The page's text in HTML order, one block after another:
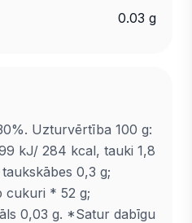
0.03 g
Uzturvērtība 100 g:
kJ/ 284 kcal, tauki 1,8
0,3 g;
cukuri * 52 g;
0,03 g. *Satur dabīgu